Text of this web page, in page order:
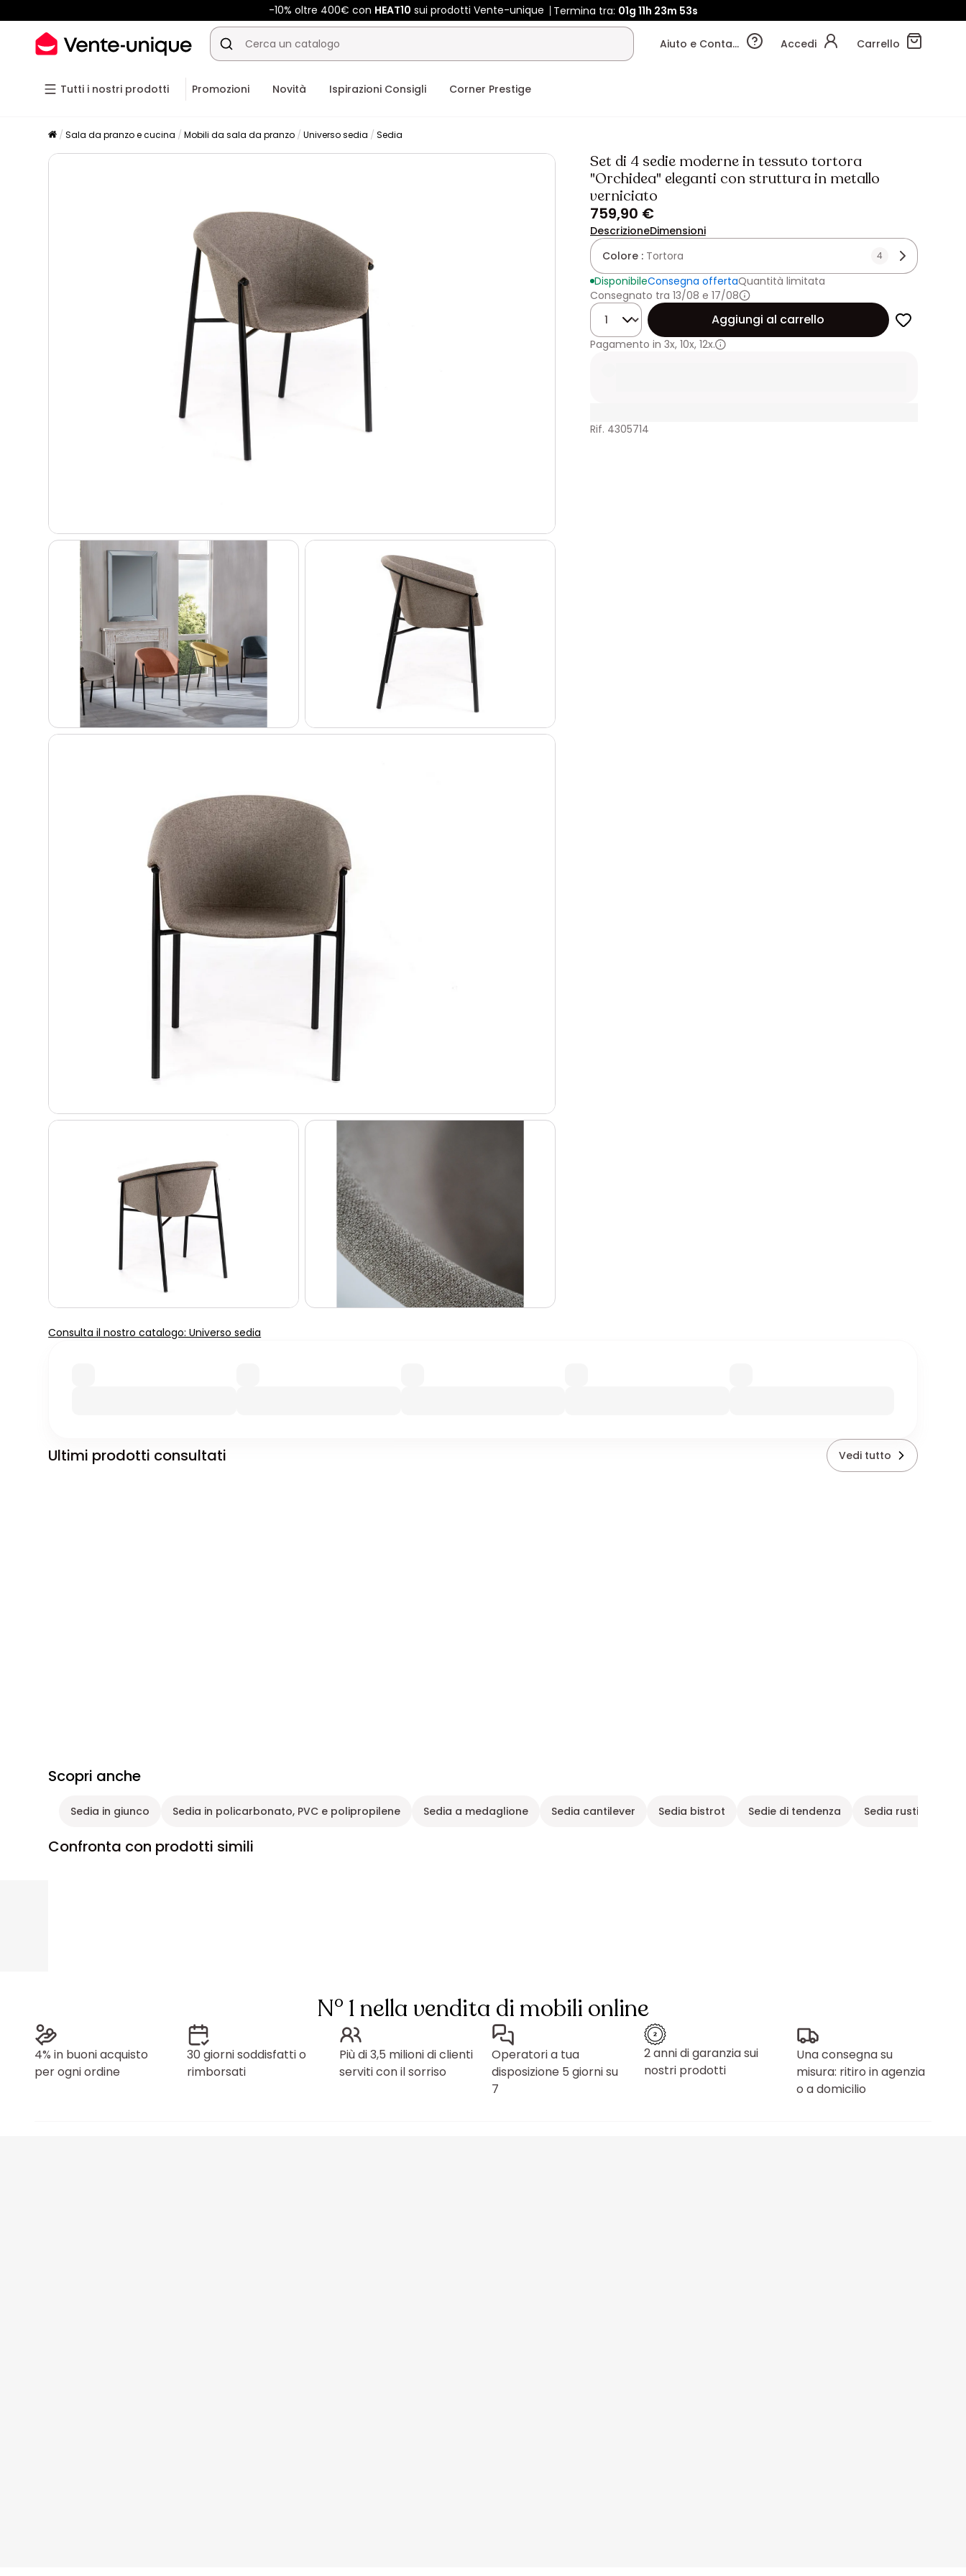
-10% oltre 400€ conHEAT10 sui prodotti Vente-unique Termina tra:01g 11h 23m 51s
Aiuto e Contatti Accedi Carrello
Tutti i nostri prodotti Promozioni Novità Ispirazioni Consigli Corner Prestige
Sala da pranzo e cucina Mobili da sala da pranzo Universo sedia Sedia
Set di 4 sedie moderne in tessuto tortora
"Orchidea" eleganti con struttura in metallo
verniciato
759,90 €
DescrizioneDimensioni
Colore : Tortora 4
DisponibileConsegna offertaQuantità limitata
Consegnato tra 13/08 e 17/08
Quantità
Aggiungi al carrello
Pagamento in 3x, 10x, 12x.
Rif. 4305714
Consulta il nostro catalogo: Universo sedia
Ultimi prodotti consultati Vedi tutto
Scopri anche
Sedia in giunco Sedia in policarbonato, PVC e polipropilene Sedia a medaglione Sedia cantilever Sedia bistrot Sedie di tendenza Sedia rustica
Confronta con prodotti simili
N° 1 nella vendita di mobili online
4% in buoni acquisto
per ogni ordine
30 giorni soddisfatti o
rimborsati
Più di 3,5 milioni di clienti
serviti con il sorriso
Operatori a tua
disposizione 5 giorni su
7
2 anni di garanzia sui
nostri prodotti
Una consegna su
misura: ritiro in agenzia
o a domicilio